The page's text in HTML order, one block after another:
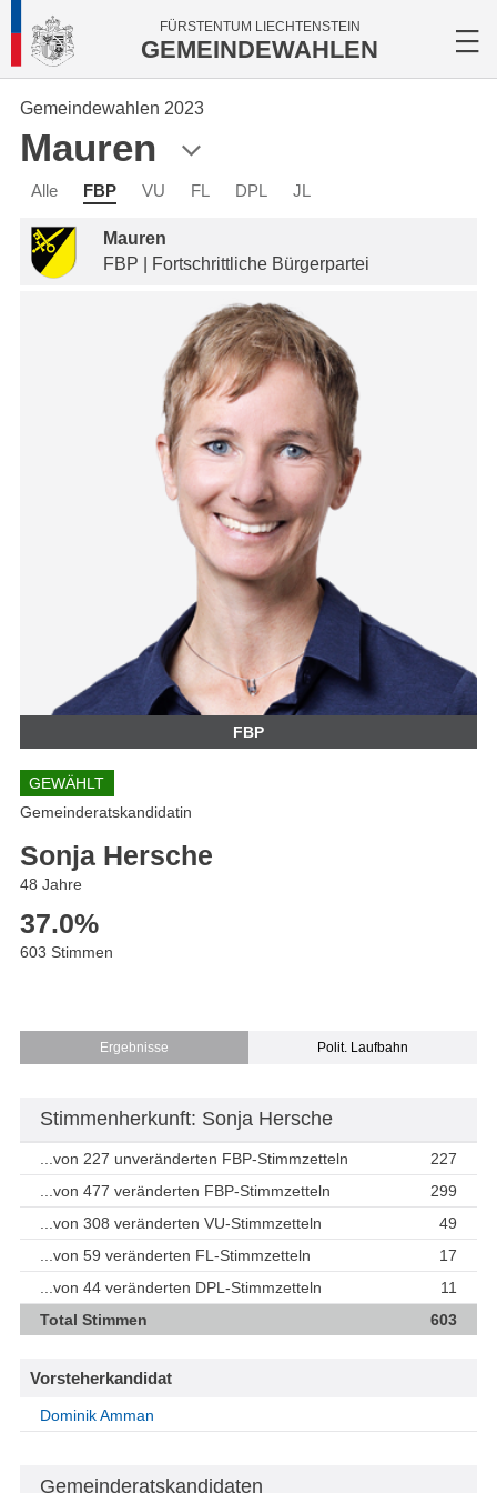
FÜRSTENTUM LIECHTENSTEIN
GEMEINDEWAHLEN
Gemeindewahlen 2023
Mauren
Alle FBP VU FL DPL JL
Mauren
FBP | Fortschrittliche Bürgerpartei
FBP
GEWÄHLT
Gemeinderatskandidatin
Sonja Hersche
48 Jahre
37.0%
603 Stimmen
Ergebnisse Polit. Laufbahn
Stimmenherkunft: Sonja Hersche
...von 227 unveränderten FBP-Stimmzetteln
227
...von 477 veränderten FBP-Stimmzetteln
299
...von 308 veränderten VU-Stimmzetteln
49
...von 59 veränderten FL-Stimmzetteln
17
...von 44 veränderten DPL-Stimmzetteln
11
Total Stimmen
603
Vorsteherkandidat
Dominik Amman
Gemeinderatskandidaten